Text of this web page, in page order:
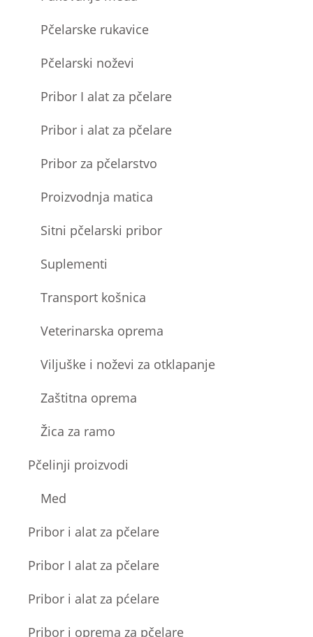
Pčelarske rukavice
Pčelarski noževi
Pribor I alat za pčelare
Pribor i alat za pčelare
Pribor za pčelarstvo
Proizvodnja matica
Sitni pčelarski pribor
Suplementi
Transport košnica
Veterinarska oprema
Viljuške i noževi za otklapanje
Zaštitna oprema
Žica za ramo
Pčelinji proizvodi
Med
Pribor i alat za pčelare
Pribor I alat za pčelare
Pribor i alat za pćelare
Pribor i oprema za pčelare